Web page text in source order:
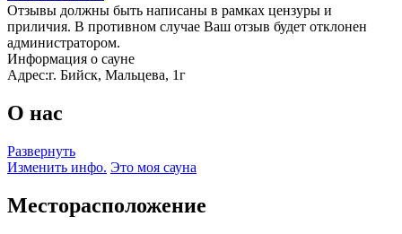
Отзывы должны быть написаны в рамках цензуры и
приличия. В противном случае Ваш отзыв будет отклонен
администратором.
Информация о сауне
Адрес:г. Бийск, Мальцева, 1г
О нас
Развернуть
Изменить инфо. Это моя сауна
Месторасположение